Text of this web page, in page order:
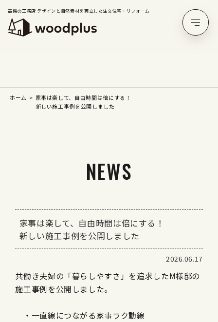
高槻の工務店 デザインと自然素材を両立した注文住宅・リフォーム
ホーム
家事は楽して、自由時間は倍にする！
新しい施工事例を公開しました
NEWS
家事は楽して、自由時間は倍にする！
新しい施工事例を公開しました
2026.06.17
共働き夫婦の「暮らしやすさ」を追求したM様邸の
施工事例を公開しました。
・一直線につながる家事ラク動線